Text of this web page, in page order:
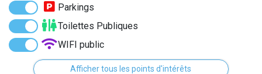
Parkings
Toilettes Publiques
WIFI public
Distributeurs de billet
Afficher tous les points d'intérêts